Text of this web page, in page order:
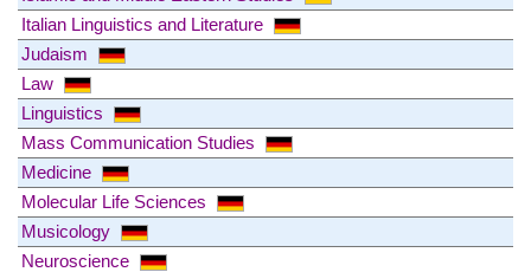
Italian Linguistics and Literature
Judaism
Law
Linguistics
Mass Communication Studies
Medicine
Molecular Life Sciences
Musicology
Neuroscience